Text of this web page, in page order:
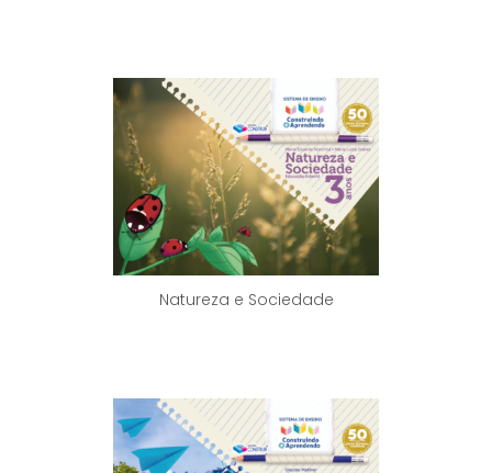
Natureza e Sociedade